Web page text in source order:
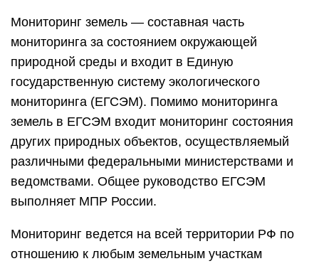
Мониторинг земель — составная часть
мониторинга за состоянием окружающей
природной среды и входит в Единую
государственную систему экологического
мониторинга (ЕГСЭМ). Помимо мониторинга
земель в ЕГСЭМ входит мониторинг состояния
других природных объектов, осуществляемый
различными федеральными министерствами и
ведомствами. Общее руководство ЕГСЭМ
выполняет МПР России.
Мониторинг ведется на всей территории РФ по
отношению к любым земельным участкам